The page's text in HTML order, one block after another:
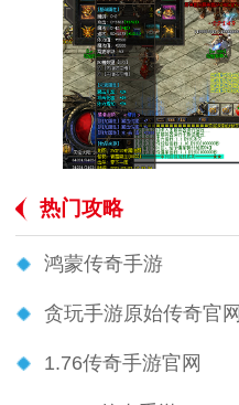
热门攻略
鸿蒙传奇手游
贪玩手游原始传奇官网
1.76传奇手游官网